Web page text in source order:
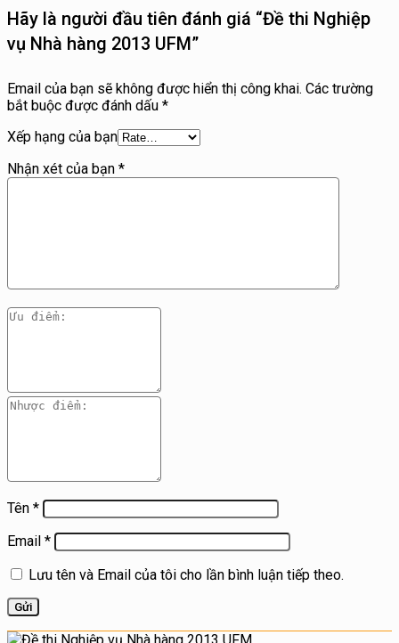
Hãy là người đầu tiên đánh giá “Đề thi Nghiệp
vụ Nhà hàng 2013 UFM”
Email của bạn sẽ không được hiển thị công khai. Các trường
bắt buộc được đánh dấu *
Xếp hạng của bạn
Nhận xét của bạn *
Tên *
Email *
Lưu tên và Email của tôi cho lần bình luận tiếp theo.